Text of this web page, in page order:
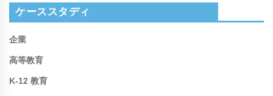
ケーススタディ
企業
高等教育
K-12 教育